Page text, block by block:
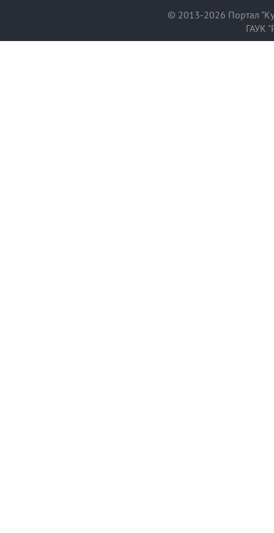
© 2013-2026 Портал
ГАУК